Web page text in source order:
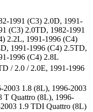
1991 (C3) 2.0D, 1991-
(C3) 2.0TD, 1982-1991
2.2L, 1991-1996 (C4)
, 1991-1996 (C4) 2.5TD,
1996 (C4) 2.8L
/ 2.0 / 2.0E, 1991-1996
2003 1.8 (8L), 1996-2003
T Quattro (8L), 1996-
1.9 TDI Quattro (8L)